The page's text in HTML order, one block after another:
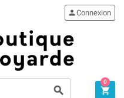

Connexion

0